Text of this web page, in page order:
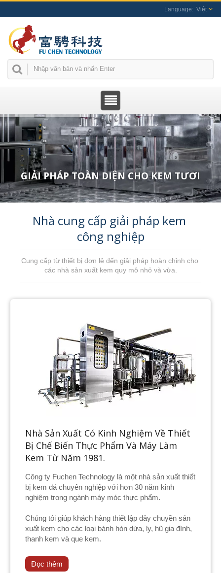
Việt
GIẢI PHÁP TOÀN DIỆN CHO KEM TƯƠI
Nhà cung cấp giải pháp kem
công nghiệp
Cung cấp từ thiết bị đơn lẻ đến giải pháp hoàn chỉnh cho
các nhà sản xuất kem quy mô nhỏ và vừa.
Nhà Sản Xuất Có Kinh Nghiệm Về Thiết
Bị Chế Biến Thực Phẩm Và Máy Làm
Kem Từ Năm 1981.
Công ty Fuchen Technology là một nhà sản xuất thiết
bị kem đá chuyên nghiệp với hơn 30 năm kinh
nghiệm trong ngành máy móc thực phẩm.
Chúng tôi giúp khách hàng thiết lập dây chuyền sản
xuất kem cho các loại bánh hòn dừa, ly, hũ gia đình,
thanh kem và que kem.
Đọc thêm